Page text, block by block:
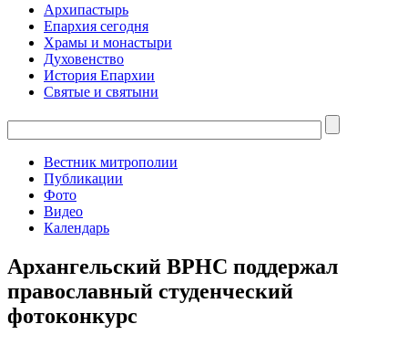
Архипастырь
Епархия сегодня
Храмы и монастыри
Духовенство
История Епархии
Святые и святыни
Вестник митрополии
Публикации
Фото
Видео
Календарь
Архангельский ВРНС поддержал
православный студенческий
фотоконкурс